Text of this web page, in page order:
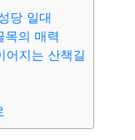
원예
당 일대
목의 매력
어지는 산책길